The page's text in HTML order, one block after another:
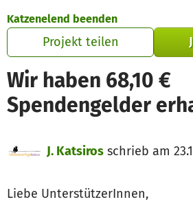
Katzenelend beenden
Projekt teilen
Wir haben 68,10 €
Spendengelder
J. Katsiros schrieb am
Liebe UnterstützerInnen,